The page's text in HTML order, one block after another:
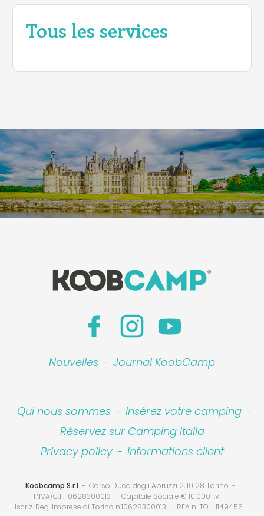
Tous les services
Nouvelles - Journal KoobCamp
Qui nous sommes - Insérez votre camping -
Réservez sur Camping Italia
Privacy policy - Informations client
Koobcamp S.r.l
Corso Duca degli Abruzzi 2, 10128 Torino
P.IVA/C.F. 10628300013
Capitale Sociale € 10.000 i.v.
Iscriz. Reg. Imprese di Torino n.10628300013
REA n. TO - 1149456